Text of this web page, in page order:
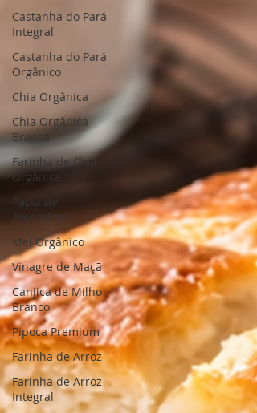
Castanha do Pará
Integral
Castanha do Pará
Orgânico
Chia Orgânica
Chia Orgânica
Branca
Farinha de Chia
Orgânica
Pasta de
Amendoim
Mel Orgânico
Vinagre de Maçã
Canjica de Milho
Branco
Pipoca Premium
Farinha de Arroz
Farinha de Arroz
Integral